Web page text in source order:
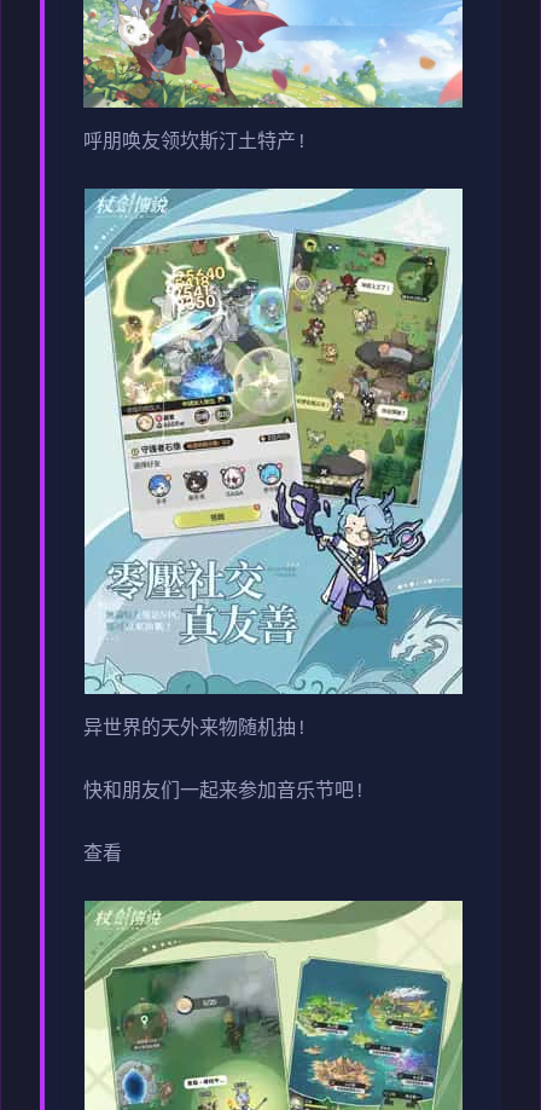
呼朋唤友领坎斯汀土特产!
异世界的天外来物随机抽!
快和朋友们一起来参加音乐节吧!
查看